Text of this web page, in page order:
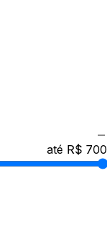
até R$ 700